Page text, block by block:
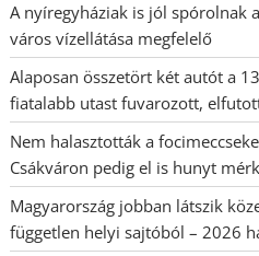
A nyíregyháziak is jól spórolnak
város vízellátása megfelelő
Alaposan összetört két autót a
fiatalabb utast fuvarozott,
Nem halasztották a
Csákváron pedig el is hunyt
Magyarország jobban látszik
független helyi sajtóból – 2026